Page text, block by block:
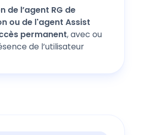
de l’agent RG de
ou de l'agent Assist
permanent, avec ou
de l’utilisateur